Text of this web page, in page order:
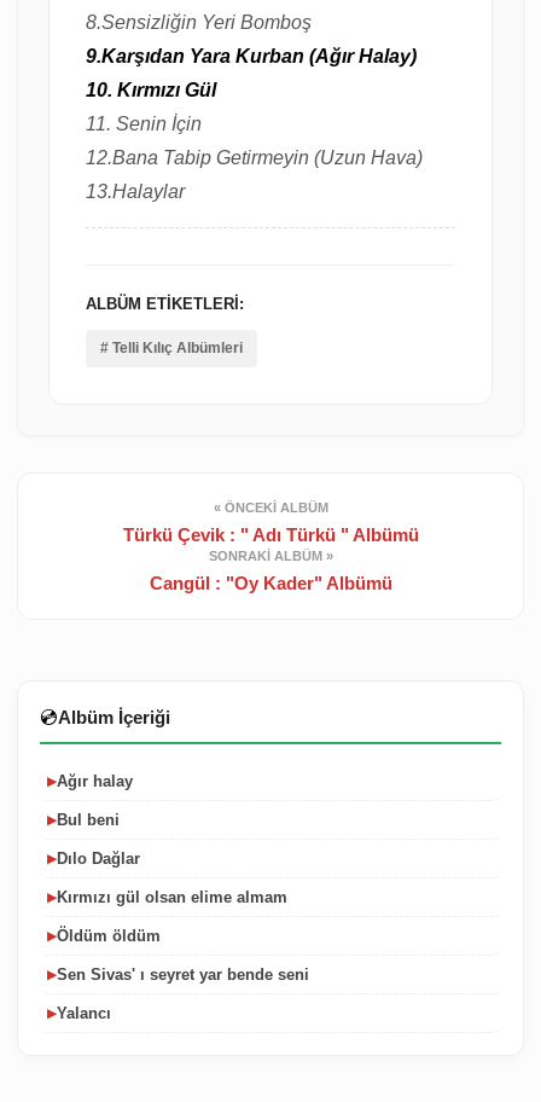
8.Sensizliğin Yeri Bomboş
9.Karşıdan Yara Kurban (Ağır Halay)
10. Kırmızı Gül
11. Senin İçin
12.Bana Tabip Getirmeyin (Uzun Hava)
13.Halaylar
ALBÜM ETIKETLERI:
# Telli Kılıç Albümleri
« ÖNCEKI ALBÜM
Türkü Çevik : " Adı Türkü " Albümü
SONRAKI ALBÜM »
Cangül : "Oy Kader" Albümü
💿Albüm İçeriği
▶Ağır halay
▶Bul beni
▶Dılo Dağlar
▶Kırmızı gül olsan elime almam
▶Öldüm öldüm
▶Sen Sivas' ı seyret yar bende seni
▶Yalancı